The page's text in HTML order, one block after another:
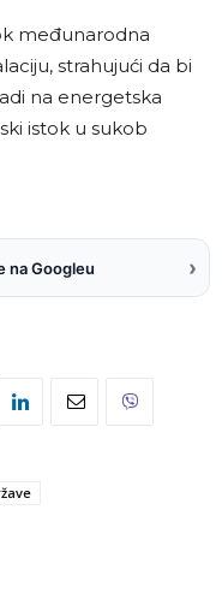
međunarodna
strahujući da bi
na energetska
istok u sukob
na Googleu ›